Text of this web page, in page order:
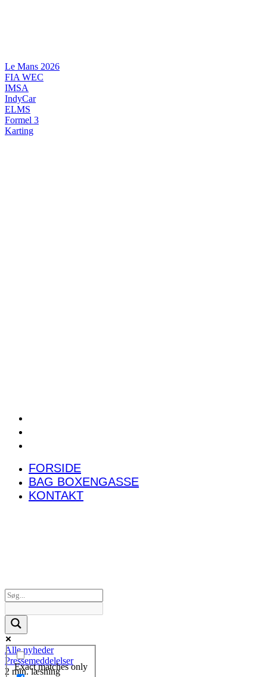
Le Mans 2026
FIA WEC
IMSA
IndyCar
ELMS
Formel 3
Karting
FORSIDE
BAG BOXENGASSE
KONTAKT
Exact matches only
Alle nyheder
Pressemeddelelser
2 min. læsning